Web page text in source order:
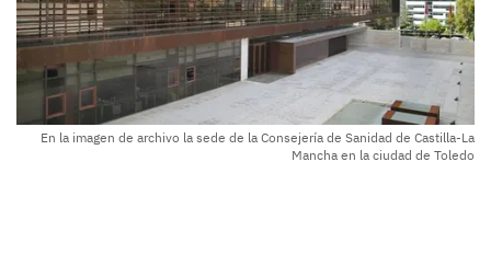
En la imagen de archivo la sede de la Consejería de Sanidad de Castilla-La
Mancha en la ciudad de Toledo